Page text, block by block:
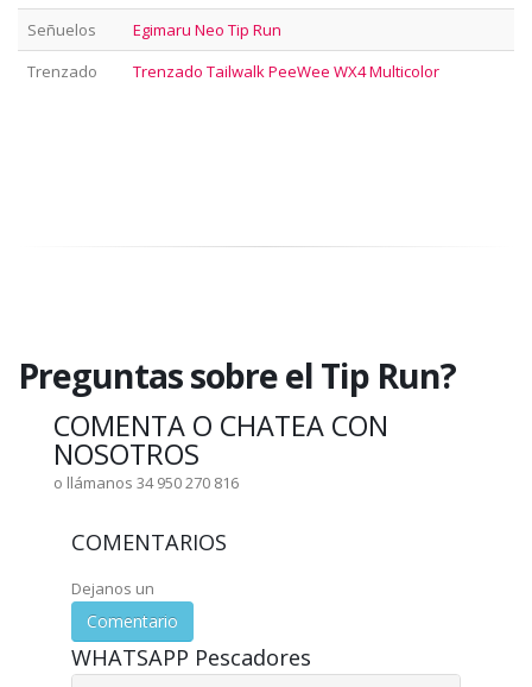
Señuelos
Egimaru Neo Tip Run
Trenzado
Trenzado Tailwalk PeeWee WX4 Multicolor
Preguntas sobre el Tip Run?
COMENTA O CHATEA CON
NOSOTROS
o llámanos 34 950 270 816
COMENTARIOS
Dejanos un
Comentario
WHATSAPP Pescadores